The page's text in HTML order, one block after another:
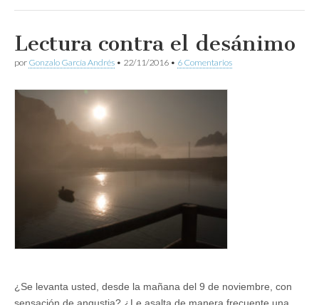
Lectura contra el desánimo
por Gonzalo García Andrés • 22/11/2016 • 6 Comentarios
¿Se levanta usted, desde la mañana del 9 de noviembre, con